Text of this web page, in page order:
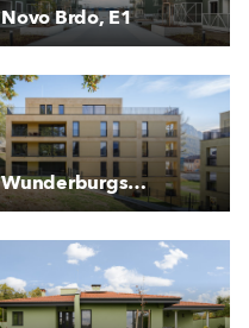
Novo Brdo, E1
Wunderburgstraße